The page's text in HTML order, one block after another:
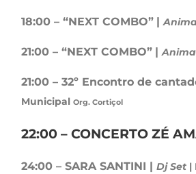
18:00 – “NEXT COMBO” |
21:00 – “NEXT COMBO” |
21:00 – 32º Encontro de
Municipal Org. Cortiçol
22:00 – CONCERTO ZÉ
24:00 – SARA SANTINI Dj Set |